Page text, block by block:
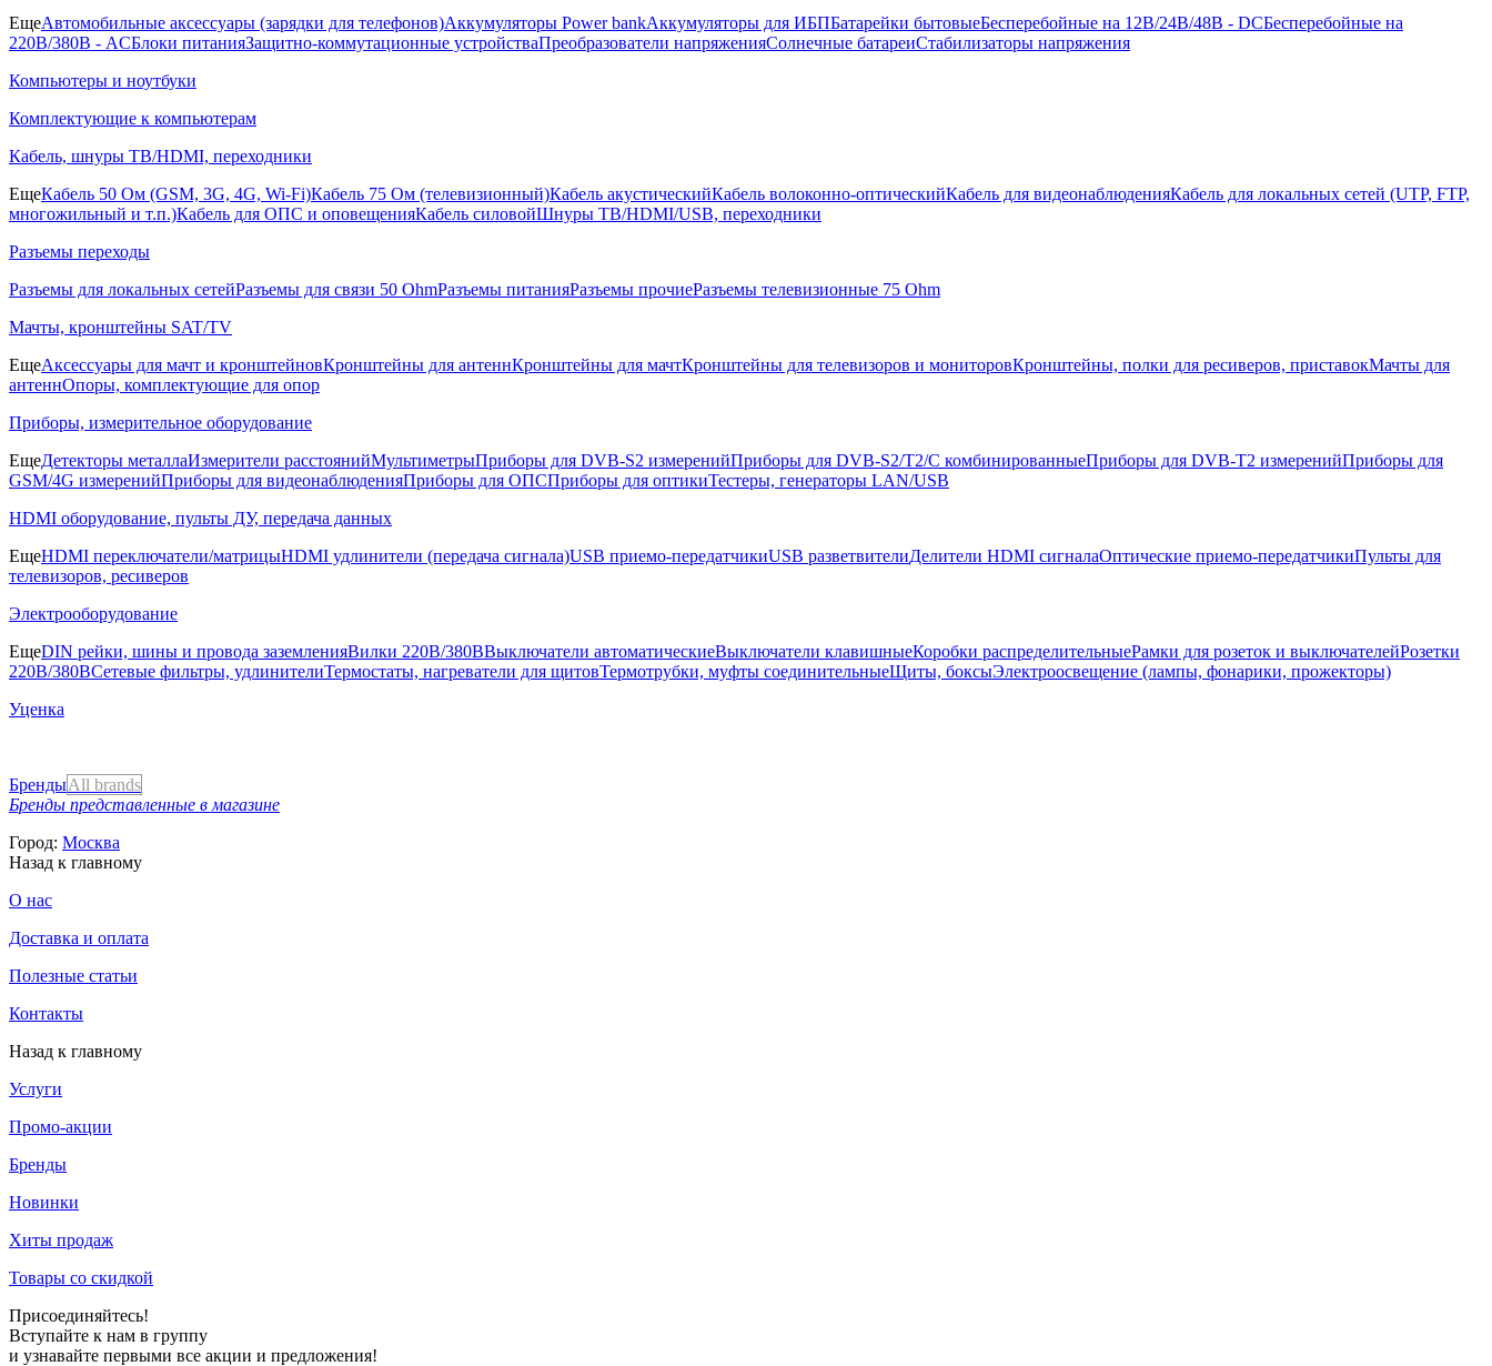
ЕщеАвтомобильные аксессуары (зарядки для телефонов)Аккумуляторы Power bankАккумуляторы для ИБПБатарейки бытовыеБесперебойные на 12В/24В/48В - DCБесперебойные на
220В/380В - ACБлоки питанияЗащитно-коммутационные устройстваПреобразователи напряженияСолнечные батареиСтабилизаторы напряжения
Компьютеры и ноутбуки
Комплектующие к компьютерам
Кабель, шнуры ТВ/HDMI, переходники
ЕщеКабель 50 Ом (GSM, 3G, 4G, Wi-Fi)Кабель 75 Ом (телевизионный)Кабель акустическийКабель волоконно-оптическийКабель для видеонаблюденияКабель для локальных сетей (UTP, FTP,
многожильный и т.п.)Кабель для ОПС и оповещенияКабель силовойШнуры ТВ/HDMI/USB, переходники
Разъемы переходы
Разъемы для локальных сетейРазъемы для связи 50 OhmРазъемы питанияРазъемы прочиеРазъемы телевизионные 75 Ohm
Мачты, кронштейны SAT/TV
ЕщеАксессуары для мачт и кронштейновКронштейны для антеннКронштейны для мачтКронштейны для телевизоров и мониторовКронштейны, полки для ресиверов, приставокМачты для
антеннОпоры, комплектующие для опор
Приборы, измерительное оборудование
ЕщеДетекторы металлаИзмерители расстоянийМультиметрыПриборы для DVB-S2 измеренийПриборы для DVB-S2/T2/C комбинированныеПриборы для DVB-T2 измеренийПриборы для
GSM/4G измеренийПриборы для видеонаблюденияПриборы для ОПСПриборы для оптикиТестеры, генераторы LAN/USB
HDMI оборудование, пульты ДУ, передача данных
ЕщеHDMI переключатели/матрицыHDMI удлинители (передача сигнала)USB приемо-передатчикиUSB разветвителиДелители HDMI сигналаОптические приемо-передатчикиПульты для
телевизоров, ресиверов
Электрооборудование
ЕщеDIN рейки, шины и провода заземленияВилки 220В/380ВВыключатели автоматическиеВыключатели клавишныеКоробки распределительныеРамки для розеток и выключателейРозетки
220В/380ВСетевые фильтры, удлинителиТермостаты, нагреватели для щитовТермотрубки, муфты соединительныеЩиты, боксыЭлектроосвещение (лампы, фонарики, прожекторы)
Уценка
БрендыAll brands
Бренды представленные в магазине
Город: Москва
Назад к главному
О нас
Доставка и оплата
Полезные статьи
Контакты
Назад к главному
Услуги
Промо-акции
Бренды
Новинки
Хиты продаж
Товары со скидкой
Присоединяйтесь!
Вступайте к нам в группу
и узнавайте первыми все акции и предложения!